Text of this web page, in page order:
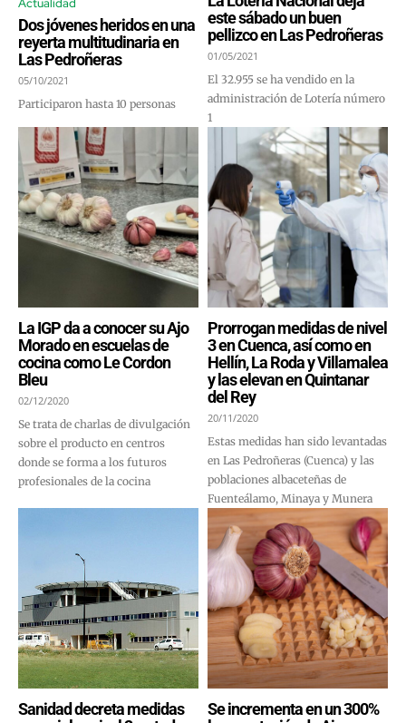
Dos jóvenes heridos en una
reyerta multitudinaria en
Las Pedroñeras
05/10/2021
Participaron hasta 10 personas
este sábado un buen
pellizco en Las Pedroñeras
01/05/2021
El 32.955 se ha vendido en la
administración de Lotería número
1
La IGP da a conocer su Ajo
Morado en escuelas de
cocina como Le Cordon
Bleu
02/12/2020
Se trata de charlas de divulgación
sobre el producto en centros
donde se forma a los futuros
profesionales de la cocina
Prorrogan medidas de nivel
3 en Cuenca, así como en
Hellín, La Roda y Villamalea
y las elevan en Quintanar
del Rey
20/11/2020
Estas medidas han sido levantadas
en Las Pedroñeras (Cuenca) y las
poblaciones albaceteñas de
Fuenteálamo, Minaya y Munera
Sanidad decreta medidas
Se incrementa en un 300%